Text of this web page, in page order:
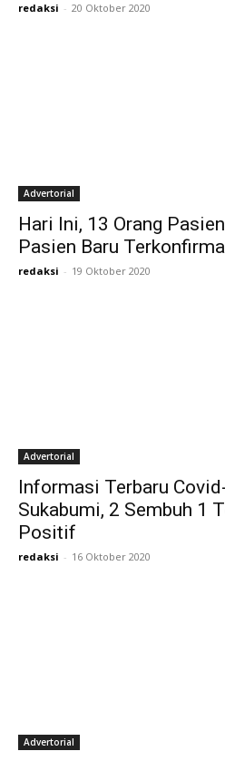
redaksi - 20 Oktober 2020
Advertorial
Hari Ini, 13 Orang
Pasien Baru
redaksi - 19 Oktober 2020
Advertorial
Informasi Terbaru
Sukabumi, 2 Sembuh 1
Positif
redaksi - 16 Oktober 2020
Advertorial